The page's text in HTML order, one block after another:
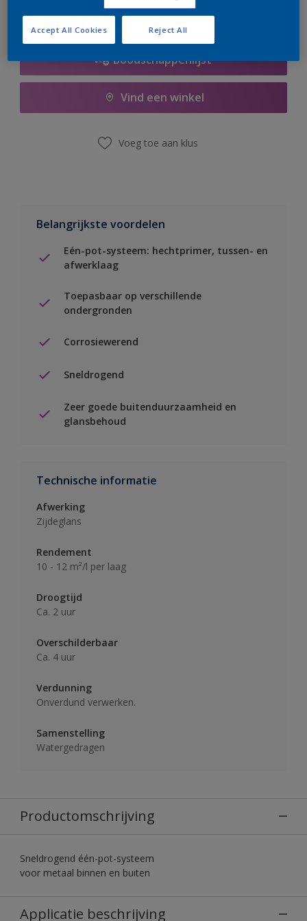
Boodschappenlijst
Vind een winkel
Voeg toe aan klus
Belangrijkste voordelen
Eén-pot-systeem: hechtprimer, tussen- en
afwerklaag
Toepasbaar op verschillende
ondergronden
Corrosiewerend
Sneldrogend
Zeer goede buitenduurzaamheid en
glansbehoud
Technische informatie
Afwerking
Zijdeglans
Rendement
10 - 12 m²/l per laag
Droogtijd
Ca. 2 uur
Overschilderbaar
Ca. 4 uur
Verdunning
Onverdund verwerken.
Samenstelling
Watergedragen
Productomschrijving
Sneldrogend één-pot-systeem
voor metaal binnen en buiten
Applicatie beschrijving
Reject All
Accept All Cookies